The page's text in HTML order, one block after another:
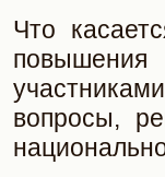
Что
вопросы,